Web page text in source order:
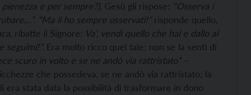
e per sempre?). Gesù gli rispose: “Osserva i
“Ma li ho sempre osservati!”risponde quello,
ribatte il Signore: Va’, vendi quello che hai e dallo ai
seguimi!”. Era molto ricco quel tale: non se la sentì di
scuro in volto e se ne andò via rattristato”–
che possedeva, se ne andò via rattristato; la
stata data la possibilità di trasformare in dono